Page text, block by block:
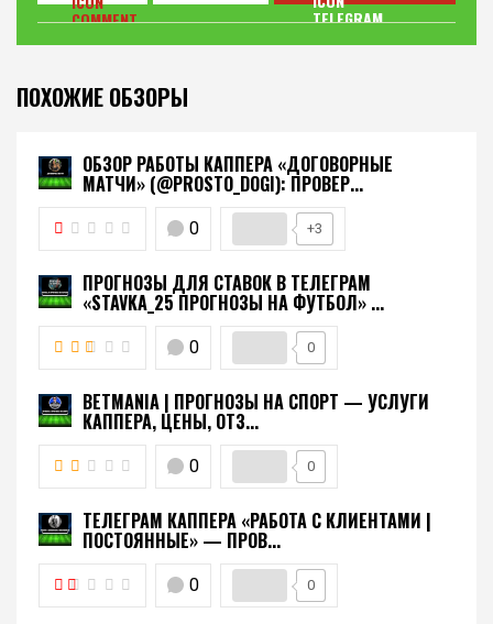
ПОХОЖИЕ ОБЗОРЫ
ОБЗОР РАБОТЫ КАППЕРА «ДОГОВОРНЫЕ
МАТЧИ» (@PROSTO_DOGI): ПРОВЕР...
0 +3
ПРОГНОЗЫ ДЛЯ СТАВОК В ТЕЛЕГРАМ
«STAVKA_25 ПРОГНОЗЫ НА ФУТБОЛ» ...
0 0
BETMANIA | ПРОГНОЗЫ НА СПОРТ — УСЛУГИ
КАППЕРА, ЦЕНЫ, ОТЗ...
0 0
ТЕЛЕГРАМ КАППЕРА «РАБОТА С КЛИЕНТАМИ |
ПОСТОЯННЫЕ» — ПРОВ...
0 0